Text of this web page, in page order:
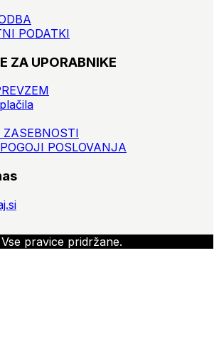
PODATKI
ZA UPORABNIKE
POSLOVANJA
Vse pravice pridržane.